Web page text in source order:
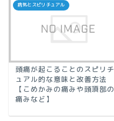
病気とスピリチュアル
頭痛が起こることのスピリチ
ュアル的な意味と改善方法
【こめかみの痛みや頭頂部の
痛みなど】